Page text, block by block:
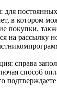
для
в котором
покупки,
на рассылку
справа
способ
подтверждаете